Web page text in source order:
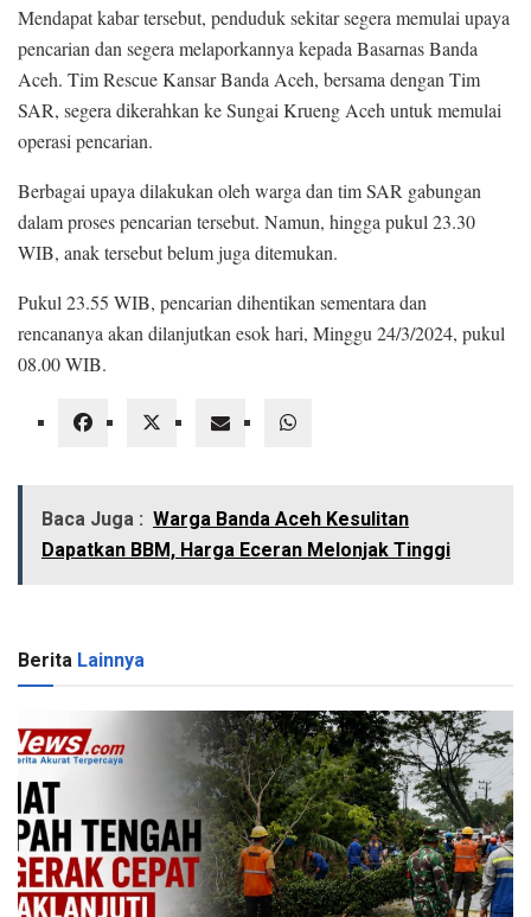
Mendapat kabar tersebut, penduduk sekitar segera memulai upaya
pencarian dan segera melaporkannya kepada Basarnas Banda
Aceh. Tim Rescue Kansar Banda Aceh, bersama dengan Tim
SAR, segera dikerahkan ke Sungai Krueng Aceh untuk memulai
operasi pencarian.
Berbagai upaya dilakukan oleh warga dan tim SAR gabungan
dalam proses pencarian tersebut. Namun, hingga pukul 23.30
WIB, anak tersebut belum juga ditemukan.
Pukul 23.55 WIB, pencarian dihentikan sementara dan
rencananya akan dilanjutkan esok hari, Minggu 24/3/2024, pukul
08.00 WIB.
Baca Juga : Warga Banda Aceh Kesulitan
Dapatkan BBM, Harga Eceran Melonjak Tinggi
Berita Lainnya